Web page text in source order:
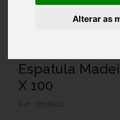
Alterar as
Espatula
X 100
Ref.: 6636902